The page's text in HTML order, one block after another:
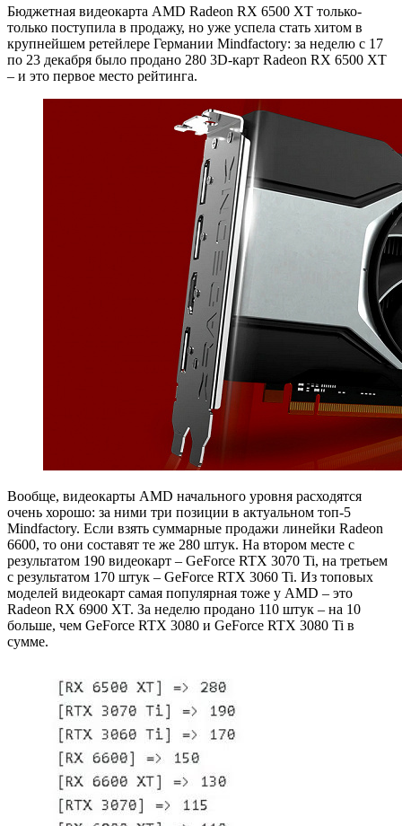
Бюджетная видеокарта AMD Radeon RX 6500 XT только-
только поступила в продажу, но уже успела стать хитом в
крупнейшем ретейлере Германии Mindfactory: за неделю с 17
по 23 декабря было продано 280 3D-карт Radeon RX 6500 XT
– и это первое место рейтинга.
Вообще, видеокарты AMD начального уровня расходятся
очень хорошо: за ними три позиции в актуальном топ-5
Mindfactory. Если взять суммарные продажи линейки Radeon
6600, то они составят те же 280 штук. На втором месте с
результатом 190 видеокарт – GeForce RTX 3070 Ti, на третьем
с результатом 170 штук – GeForce RTX 3060 Ti. Из топовых
моделей видеокарт самая популярная тоже у AMD – это
Radeon RX 6900 XT. За неделю продано 110 штук – на 10
больше, чем GeForce RTX 3080 и GeForce RTX 3080 Ti в
сумме.